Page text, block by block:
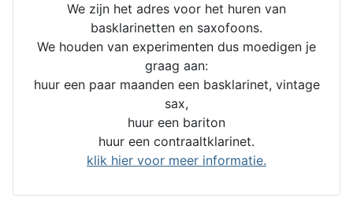
We zijn het adres voor het huren van
basklarinetten en saxofoons.
We houden van experimenten dus moedigen je
graag aan:
huur een paar maanden een basklarinet, vintage
sax,
huur een bariton
huur een contraaltklarinet.
klik hier voor meer informatie.